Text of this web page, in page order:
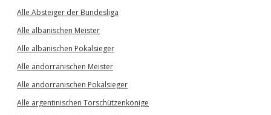
Alle Absteiger der Bundesliga
Alle albanischen Meister
Alle albanischen Pokalsieger
Alle andorranischen Meister
Alle andorranischen Pokalsieger
Alle argentinischen Torschützenkönige